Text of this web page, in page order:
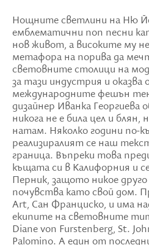
Нощните светлини на Ню
емблематични поп песни
нов живот, а високите му
метафора на порива да
световните столици на
за тази индустрия и оказва
международните фешън
дизайнер Иванка Георгиева
никога не е била цел и
натам. Няколко години по-
реализиралият се наш
граница. Въпреки това
къщата си в Калифорния и
Перник, защото никое
почувства като свой дом.
Art, Сан Франциско, и има
екипите на световните
Diane von Furstenberg, St.
Palomino. А един от